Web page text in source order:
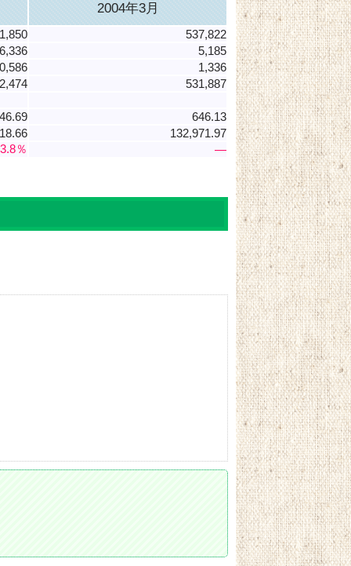
2004年3月
537,822
5,185
1,336
531,887
646.13
132,971.97
％
―